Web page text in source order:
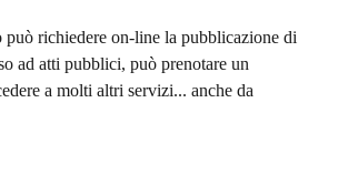
richiedere on-line la pubblicazione di
ad atti pubblici, può prenotare un
a molti altri servizi... anche da